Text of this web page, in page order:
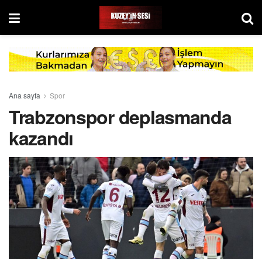
Ana sayfa Spor
Trabzonspor deplasmanda
kazandı